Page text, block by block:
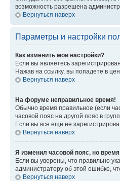
возможность разрешена
Вернуться наверх
Параметры и настройки
Как изменить мои настройки?
Если вы являетесь
Нажав на ссылку, вы попадете в
Вернуться наверх
На форуме неправильное время!
Обычно время правильное (если
часовой пояс на другой пояс в
Если вы все еще не
Вернуться наверх
Я изменил часовой пояс, но
Если вы уверены, что правильно
администратору об этой ошибке,
Вернуться наверх